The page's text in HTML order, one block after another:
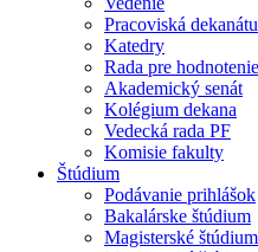
Pracoviská dekanátu
Katedry
Rada pre
Akademický senát
Kolégium dekana
Vedecká rada PF
Komisie fakulty
Štúdium
Podávanie prihlášok
Bakalárske štúdium
Magisterské